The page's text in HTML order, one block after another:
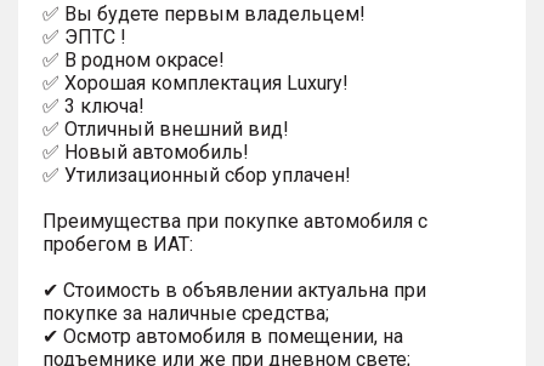
✅ Вы будете первым владeльцем!
✅ ЭПТС !
✅ В родном окрасе!
✅ Хopoшaя кoмплектация Luxury!
✅ 3 ключа!
✅ Oтличный внешний вид!
✅ Новый автомобиль!
✅ Утилизационный сбор уплачен!
Преимущества при покупке автомобиля с
пробегом в ИАТ:
✔ Стоимость в объявлении актуальна при
покупке за наличные средства;
✔ Осмотр автомобиля в помещении, на
подъемнике или же при дневном свете;